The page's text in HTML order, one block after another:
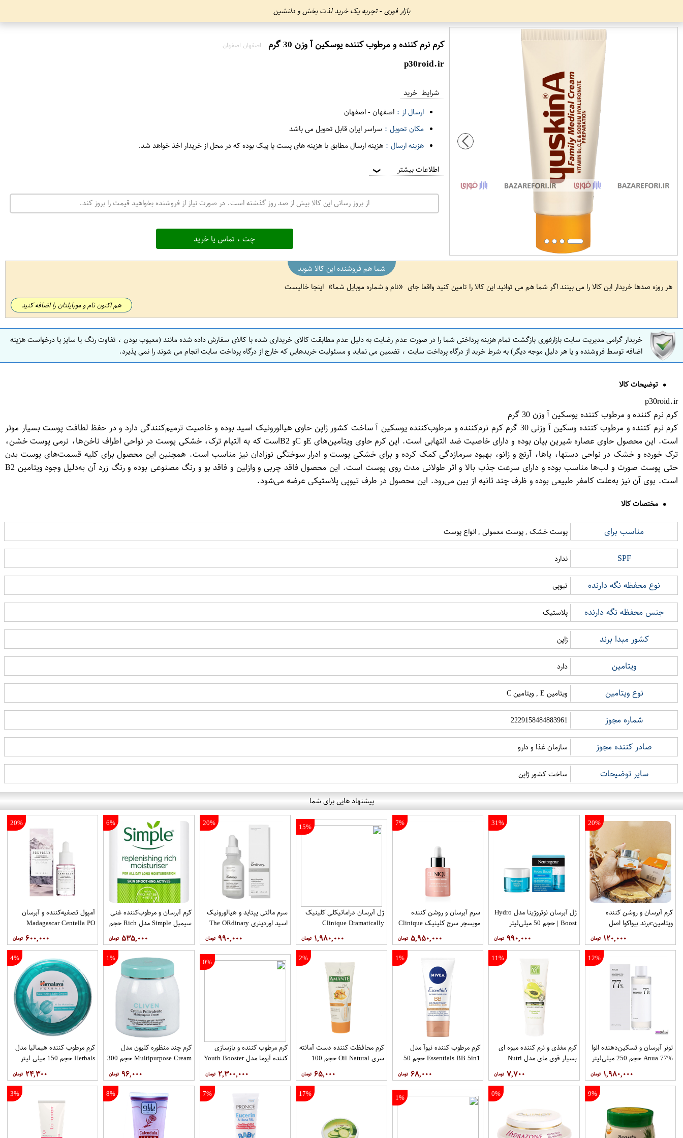
بازار فوری - تجربه یک خرید لذت بخش و دلنشین
کرم نرم کننده و مرطوب کننده یوسکین آ وزن 30 گرم اصفهان اصفهان
p30roid.ir
شرایط خرید
ارسال از : اصفهان-اصفهان
مکان تحویل : سراسر ایران قابل تحویل می باشد
هزینه ارسال : هزینه ارسال مطابق با هزینه های پست یا پیک بوده که در محل از خریدار اخذ خواهد شد.
اطلاعات بیشتر ❯
از بروز رسانی این کالا بیش از صد روز گذشته است. در صورت نیاز از فروشنده بخواهید قیمت را بروز کند.
چت ، تماس یا خرید
شما هم فروشنده این کالا شوید
هر روزه صدها خریدار این کالا را می بینند اگر شما هم می توانید این کالا را تامین کنید واقعا جای
نام و شماره موبایل شما اینجا خالیست
هم اکنون نام و موبایلتان را اضافه کنید
خریدار گرامی مدیریت سایت بازارفوری بازگشت تمام هزینه پرداختی شما را در صورت عدم رضایت به دلیل عدم مطابقت کالای خریداری شده با کالای سفارش داده شده مانند (معیوب بودن ، تفاوت رنگ یا سایز یا درخواست هزینه
اضافه توسط فروشنده و یا هر دلیل موجه دیگر) به شرط خرید از درگاه پرداخت سایت ، تضمین می نماید و مسئولیت خریدهایی که خارج از درگاه پرداخت سایت انجام می شوند را نمی پذیرد.
توضیحات کالا
p30roid.ir
کرم نرم کننده و مرطوب کننده یوسکین آ وزن 30 گرم
کرم نرم کننده و مرطوب کننده وسکین آ وزنی 30 گرم کرم نرم‌کننده و مرطوب‌کننده یوسکین آ ساخت کشور ژاپن حاوی هیالورونیک اسید بوده و خاصیت ترمیم‌کنندگی دارد و در حفظ لطافت پوست بسیار موثر
است. این محصول حاوی عصاره شیرین بیان بوده و دارای خاصیت ضد التهابی است. این کرم حاوی ویتامین‌های Eو Cو B2است که به التیام ترک، خشکی پوست در نواحی اطراف ناخن‌ها، نرمی پوست خشن،
ترک خورده و خشک در نواحی دستها، پاها، آرنج و زانو، بهبود سرمازدگی کمک کرده و برای خشکی پوست و ادرار سوختگی نوزادان نیز مناسب است. همچنین این محصول برای کلیه قسمت‌های پوست بدن
حتی پوست صورت و لب‌ها مناسب بوده و دارای سرعت جذب بالا و اثر طولانی مدت روی پوست است. این محصول فاقد چربی و وازلین و فاقد بو و رنگ مصنوعی بوده و رنگ زرد آن به‌دلیل وجود ویتامین B2
است. بوی آن نیز به‌علت کامفر طبیعی بوده و ظرف چند ثانیه از بین می‌رود. این محصول در طرف تیوپی پلاستیکی عرضه می‌شود.
مختصات کالا
مناسب برای پوست خشک , پوست معمولی , انواع پوست
SPF ندارد
نوع محفظه نگه دارنده تیوپی
جنس محفظه نگه دارنده پلاستیک
کشور مبدا برند ژاپن
ویتامین دارد
نوع ویتامین ویتامین E , ویتامین C
شماره مجوز 2229158484883961
صادر کننده مجوز سازمان غذا و دارو
سایر توضیحات ساخت کشور ژاپن
پیشنهاد هایی برای شما
20%
کرم آبرسان و روشن کننده
ویتامینcبرند بیواکوا اصل
۱۲۰,۰۰۰
31%
ژل آبرسان نوتروژینا مدل Hydro
Boost | حجم 50 میلی‌لیتر
۹۹۰,۰۰۰
7%
سرم آبرسان و روشن کننده
مویسچر سرج کلینیک Clinique
Moisture Surge Active Glow
Serum 30Ml ۵,۹۵۰,۰۰۰
15%
ژل آبرسان دراماتیکلی کلینیک
Clinique Dramatically
Different Hydrating Gel
۱,۹۸۰,۰۰۰
20%
سرم مالتی پپتاید و هیالورونیک
اسید اوردینری The O​Rdinary
۹۹۰,۰۰۰
6%
کرم آبرسان و مرطوب‌کننده غنی
سیمپل Simple مدل Rich حجم
۵۳۵,۰۰۰
20%
آمپول تصفیه‌کننده و آبرسان
Madagascar Centella PO​
Remizing Fresh Ampoule –
SKIN1004
۶۰۰,۰۰۰
12%
تونر آبرسان و تسکین‌دهنده انوا
Anua 77% حجم 250 میلی‌لیتر
۱,۹۸۰,۰۰۰
11%
کرم مغذی و نرم کننده میوه ای
بسیار قوی مای مدل Nutri
۷,۷۰۰
1%
کرم مرطوب کننده نیوآ مدل
Essentials BB 5in1 حجم 50
۶۸,۰۰۰
2%
کرم محافظت کننده دست آمانته
سری Oil Natural حجم 100
۶۵,۰۰۰
0%
کرم مرطوب کننده و بازسازی
کننده آیوما مدل Youth Booster
حجم 30 میلی لیتر همراه با یک
دستگاه تست پوست۲,۳۰۰,۰۰۰
1%
کرم چند منظوره کلیون مدل
Multipurpose Cream حجم 300
۹۶,۰۰۰
4%
کرم مرطوب کننده هیمالیا مدل
Herbals حجم 150 میلی لیتر
۲۴,۳۰۰
9%
0%
1%
17%
7%
8%
3%